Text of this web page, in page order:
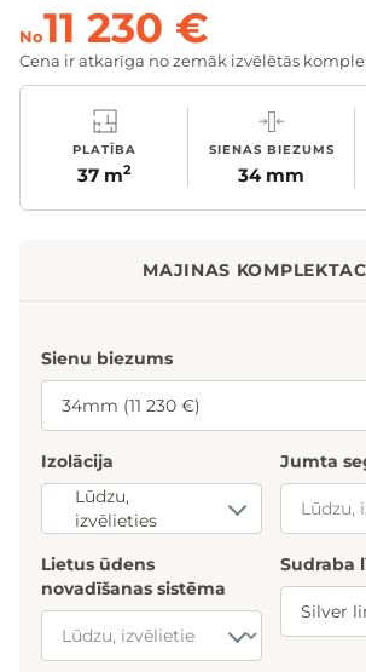
No11 230 €
Cena ir atkarīga no zemāk izvēlētās
PLATĪBA
37 m2
SIENAS BIEZUMS
34 mm
MAJINAS
Sienu biezums
Izolācija
Lūdzu,
izvēlieties
Jumta
Lietus ūdens
novadīšanas sistēma
Sudraba